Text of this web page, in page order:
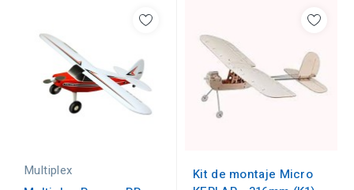
Multiplex
Kit de montaje Micro